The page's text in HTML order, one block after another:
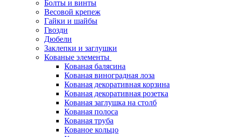
Болты и винты
Весовой крепеж
Гайки и шайбы
Гвозди
Дюбели
Заклепки и заглушки
Кованые элементы
Кованая балясина
Кованая виноградная лоза
Кованая декоративная корзина
Кованая декоративная розетка
Кованая заглушка на столб
Кованая полоса
Кованая труба
Кованое кольцо